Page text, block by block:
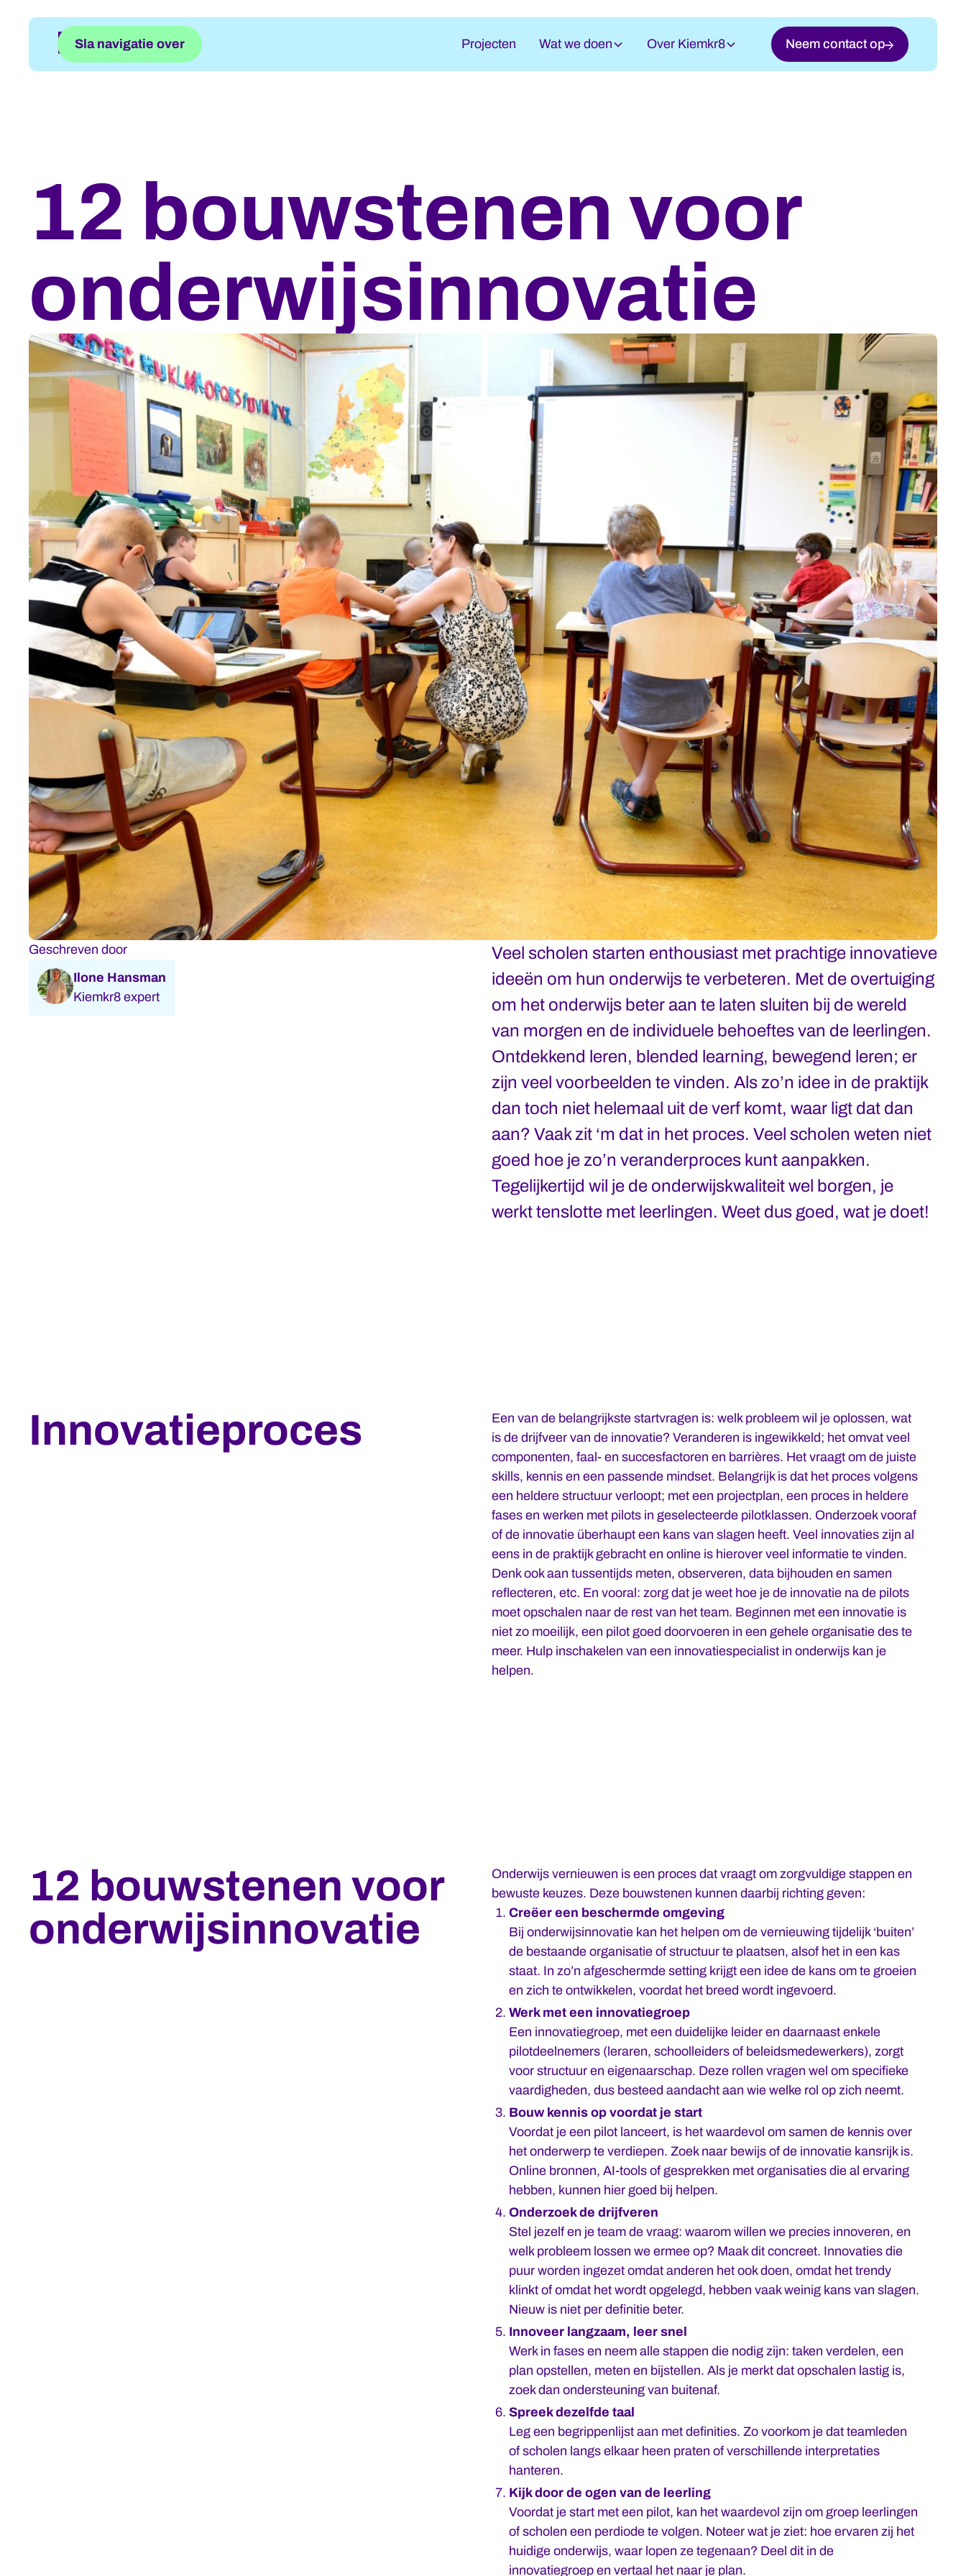
Sla navigatie over Projecten Wat we doen Over Kiemkr8 Neem contact op
12 bouwstenen voor
onderwijsinnovatie
Geschreven door
Ilone Hansman
Kiemkr8 expert
Veel scholen starten enthousiast met prachtige innovatieve
ideeën om hun onderwijs te verbeteren. Met de overtuiging
om het onderwijs beter aan te laten sluiten bij de wereld
van morgen en de individuele behoeftes van de leerlingen.
Ontdekkend leren, blended learning, bewegend leren; er
zijn veel voorbeelden te vinden. Als zo’n idee in de praktijk
dan toch niet helemaal uit de verf komt, waar ligt dat dan
aan? Vaak zit ‘m dat in het proces. Veel scholen weten niet
goed hoe je zo’n veranderproces kunt aanpakken.
Tegelijkertijd wil je de onderwijskwaliteit wel borgen, je
werkt tenslotte met leerlingen. Weet dus goed, wat je doet!
Innovatieproces
Een van de belangrijkste startvragen is: welk probleem wil je oplossen, wat
is de drijfveer van de innovatie? Veranderen is ingewikkeld; het omvat veel
componenten, faal- en succesfactoren en barrières. Het vraagt om de juiste
skills, kennis en een passende mindset. Belangrijk is dat het proces volgens
een heldere structuur verloopt; met een projectplan, een proces in heldere
fases en werken met pilots in geselecteerde pilotklassen. Onderzoek vooraf
of de innovatie überhaupt een kans van slagen heeft. Veel innovaties zijn al
eens in de praktijk gebracht en online is hierover veel informatie te vinden.
Denk ook aan tussentijds meten, observeren, data bijhouden en samen
reflecteren, etc. En vooral: zorg dat je weet hoe je de innovatie na de pilots
moet opschalen naar de rest van het team. Beginnen met een innovatie is
niet zo moeilijk, een pilot goed doorvoeren in een gehele organisatie des te
meer. Hulp inschakelen van een innovatiespecialist in onderwijs kan je
helpen.
12 bouwstenen voor
onderwijsinnovatie
Onderwijs vernieuwen is een proces dat vraagt om zorgvuldige stappen en
bewuste keuzes. Deze bouwstenen kunnen daarbij richting geven:
Creëer een beschermde omgeving
Bij onderwijsinnovatie kan het helpen om de vernieuwing tijdelijk ‘buiten’
de bestaande organisatie of structuur te plaatsen, alsof het in een kas
staat. In zo’n afgeschermde setting krijgt een idee de kans om te groeien
en zich te ontwikkelen, voordat het breed wordt ingevoerd.
Werk met een innovatiegroep
Een innovatiegroep, met een duidelijke leider en daarnaast enkele
pilotdeelnemers (leraren, schoolleiders of beleidsmedewerkers), zorgt
voor structuur en eigenaarschap. Deze rollen vragen wel om specifieke
vaardigheden, dus besteed aandacht aan wie welke rol op zich neemt.
Bouw kennis op voordat je start
Voordat je een pilot lanceert, is het waardevol om samen de kennis over
het onderwerp te verdiepen. Zoek naar bewijs of de innovatie kansrijk is.
Online bronnen, AI-tools of gesprekken met organisaties die al ervaring
hebben, kunnen hier goed bij helpen.
Onderzoek de drijfveren
Stel jezelf en je team de vraag: waarom willen we precies innoveren, en
welk probleem lossen we ermee op? Maak dit concreet. Innovaties die
puur worden ingezet omdat anderen het ook doen, omdat het trendy
klinkt of omdat het wordt opgelegd, hebben vaak weinig kans van slagen.
Nieuw is niet per definitie beter.
Innoveer langzaam, leer snel
Werk in fases en neem alle stappen die nodig zijn: taken verdelen, een
plan opstellen, meten en bijstellen. Als je merkt dat opschalen lastig is,
zoek dan ondersteuning van buitenaf.
Spreek dezelfde taal
Leg een begrippenlijst aan met definities. Zo voorkom je dat teamleden
of scholen langs elkaar heen praten of verschillende interpretaties
hanteren.
Kijk door de ogen van de leerling
Voordat je start met een pilot, kan het waardevol zijn om groep leerlingen
of scholen een perdiode te volgen. Noteer wat je ziet: hoe ervaren zij het
huidige onderwijs, waar lopen ze tegenaan? Deel dit in de
innovatiegroep en vertaal het naar je plan.